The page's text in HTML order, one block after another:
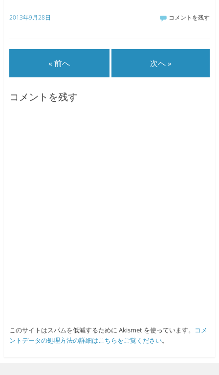
2013年9月28日 コメントを残す
« 前へ 次へ »
コメントを残す
このサイトはスパムを低減するために Akismet を使っています。
コメ
ントデータの処理方法の詳細はこちらをご覧ください。